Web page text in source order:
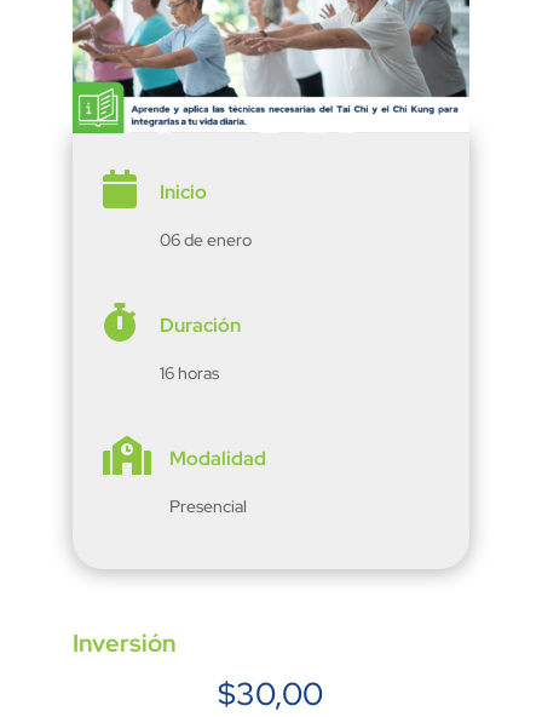
 Inicio
06 de enero
 Duración
16 horas
 Modalidad
Presencial
Inversión
$30,00